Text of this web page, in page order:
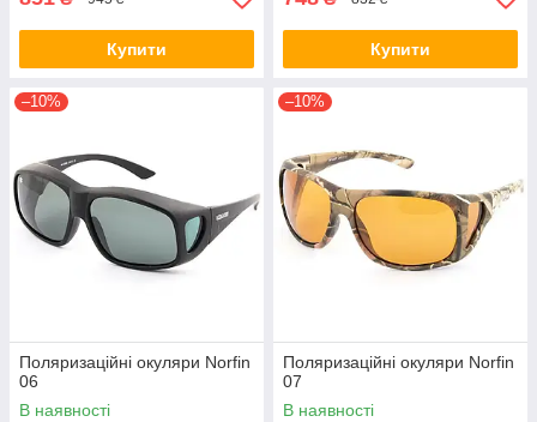
Купити Купити
–10%
Поляризаційні окуляри Norfin
06
В наявності
–10%
Поляризаційні окуляри Norfin
07
В наявності